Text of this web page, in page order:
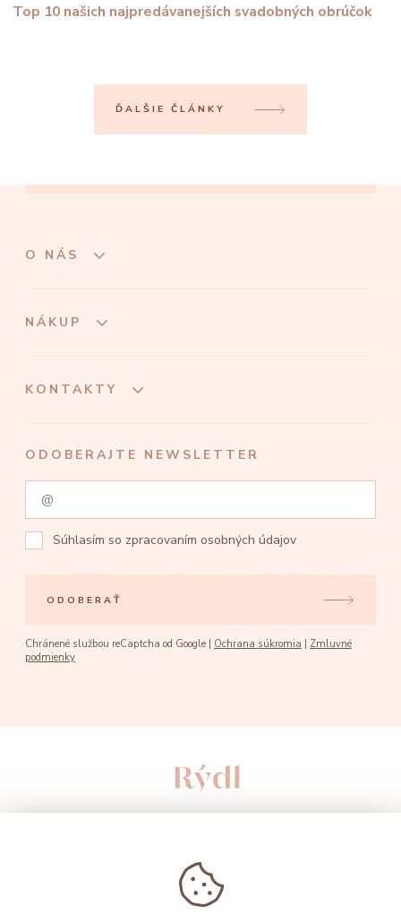
Top 10 našich najpredávanejších svadobných obrúčok
ĎALŠIE ČLÁNKY
O NÁS
NÁKUP
KONTAKTY
ODOBERAJTE NEWSLETTER
Súhlasím so zpracovaním osobných údajov
ODOBERAŤ
Chránené službou reCaptcha od Google | Ochrana súkromia
Zmluvné
podmienky